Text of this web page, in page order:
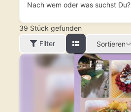
Nach wem oder was suchst Du?
39 Stück gefunden
Filter
Sortieren